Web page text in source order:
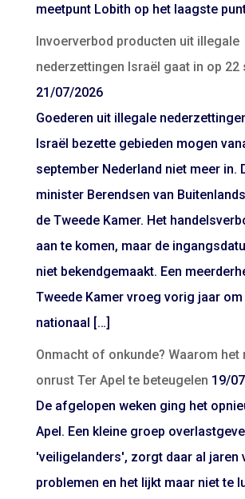
meetpunt Lobith op het laagste
Invoerverbod producten uit illegale
nederzettingen Israël gaat in op 22
21/07/2026
Goederen uit illegale
Israël bezette gebieden mogen
september Nederland niet meer in.
minister Berendsen van
de Tweede Kamer. Het
aan te komen, maar de
niet bekendgemaakt. Een
Tweede Kamer vroeg vorig jaar om
nationaal […]
Onmacht of onkunde? Waarom het
onrust Ter Apel te beteugelen 19/
De afgelopen weken ging het
Apel. Een kleine groep
'veiligelanders', zorgt daar al jaren
problemen en het lijkt maar niet te